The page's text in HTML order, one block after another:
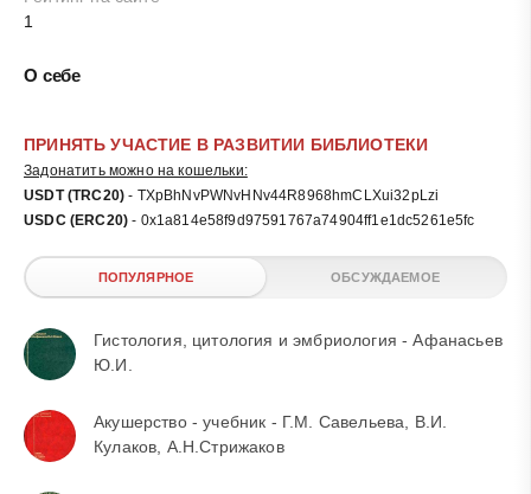
1
О себе
ПРИНЯТЬ УЧАСТИЕ В РАЗВИТИИ БИБЛИОТЕКИ
Задонатить можно на кошельки:
USDT (TRC20) - TXpBhNvPWNvHNv44R8968hmCLXui32pLzi
USDC (ERC20) - 0x1a814e58f9d97591767a74904ff1e1dc5261e5fc
ПОПУЛЯРНОЕ ОБСУЖДАЕМОЕ
Гистология, цитология и эмбриология - Афанасьев
Ю.И.
Акушерство - учебник - Г.М. Савельева, В.И.
Кулаков, А.Н.Стрижаков